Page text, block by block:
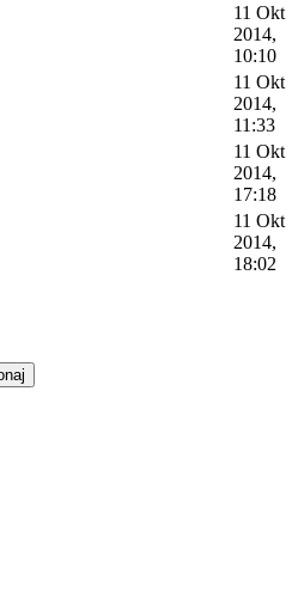
11 Okt
2014,
10:10
11 Okt
2014,
11:33
11 Okt
2014,
17:18
11 Okt
2014,
18:02